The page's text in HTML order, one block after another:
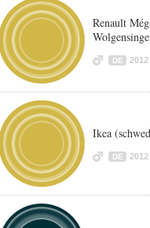
Renault
DE 2012
Ikea
DE 2012